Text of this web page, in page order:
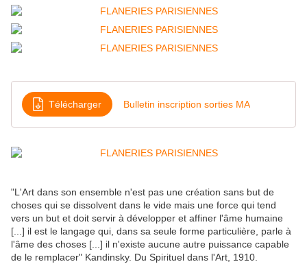
Télécharger Bulletin inscription sorties MA
"L'Art dans son ensemble n'est pas une création sans but de
choses qui se dissolvent dans le vide mais une force qui tend
vers un but et doit servir à développer et affiner l'âme humaine
[...] il est le langage qui, dans sa seule forme particulière, parle à
l'âme des choses [...] il n'existe aucune autre puissance capable
de le remplacer" Kandinsky. Du Spirituel dans l'Art, 1910.